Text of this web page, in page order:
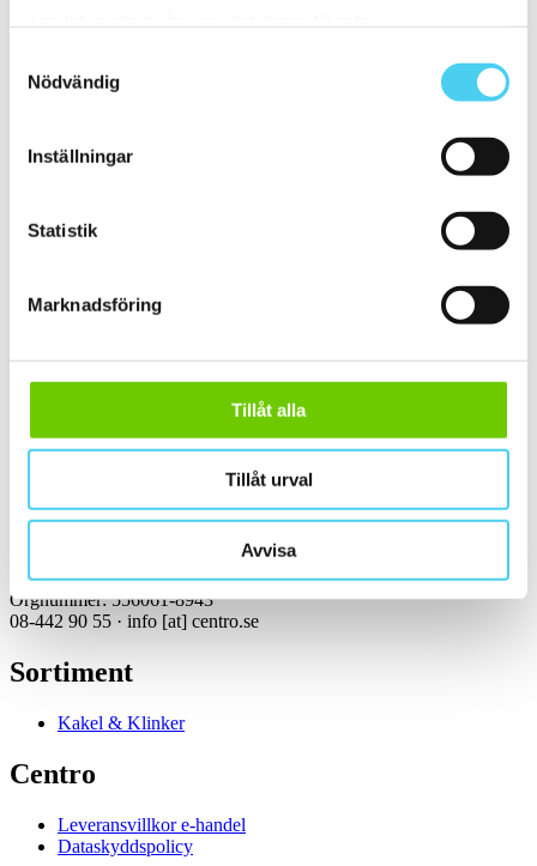
Nödvändig
Inställningar
Statistik
Marknadsföring
Tillåt alla
Tillåt urval
Avvisa
eller gör om din sökning.
Handla kakel, och klinker online. I vår webbshop outlet hittar ni ett
Med över 30 år i branschen är vi experter på allt inom kakel och
Kakel & klinker
Kontakt
Vardagar 07:00-16:00
Girovägen 3, 175 62 Järfälla
Orgnummer: 556061-8943
08-442 90 55 · info [at] centro.se
Sortiment
Kakel & Klinker
Centro
Leveransvillkor e-handel
Dataskyddspolicy